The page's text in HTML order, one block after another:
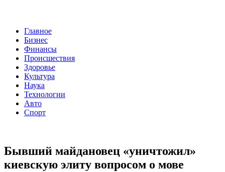
Главное
Бизнес
Финансы
Происшествия
Здоровье
Культура
Наука
Технологии
Авто
Спорт
Бывший майдановец «уничтожил»
киевскую элиту вопросом о мове